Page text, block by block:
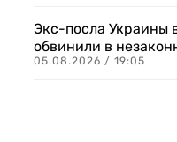
Экс-посла
обвинили в
05.08.2026 / 19:05